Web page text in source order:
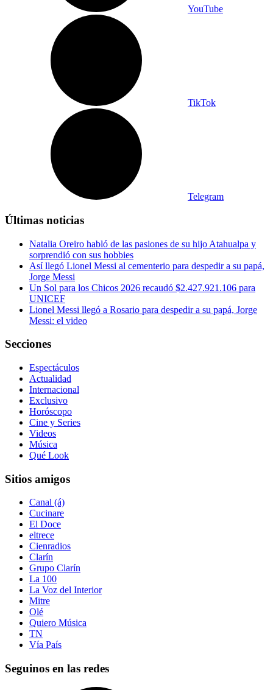
YouTube
TikTok
Telegram
Últimas noticias
Natalia Oreiro habló de las pasiones de su hijo Atahualpa y
sorprendió con sus hobbies
Así llegó Lionel Messi al cementerio para despedir a su papá,
Jorge Messi
Un Sol para los Chicos 2026 recaudó $2.427.921.106 para
UNICEF
Lionel Messi llegó a Rosario para despedir a su papá, Jorge
Messi: el video
Secciones
Espectáculos
Actualidad
Internacional
Exclusivo
Horóscopo
Cine y Series
Videos
Música
Qué Look
Sitios amigos
Canal (á)
Cucinare
El Doce
eltrece
Cienradios
Clarín
Grupo Clarín
La 100
La Voz del Interior
Mitre
Olé
Quiero Música
TN
Vía País
Seguinos en las redes